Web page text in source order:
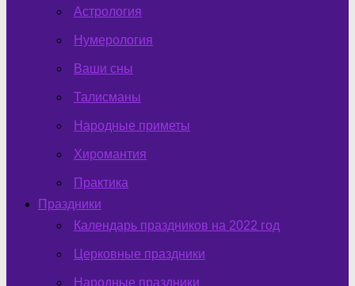
Астрология
Нумерология
Ваши сны
Талисманы
Народные приметы
Хиромантия
Практика
Праздники
Календарь праздников на 2022 год
Церковные праздники
Народные праздники